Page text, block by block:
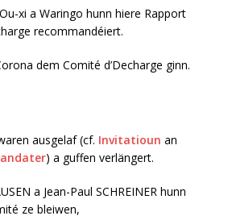
xi a Waringo hunn hiere Rapport
recommandéiert.
dem Comité d’Decharge ginn.
ausgelaf (cf. Invitatioun an
) a guffen verlängert.
a Jean-Paul SCHREINER hunn
ze bleiwen,